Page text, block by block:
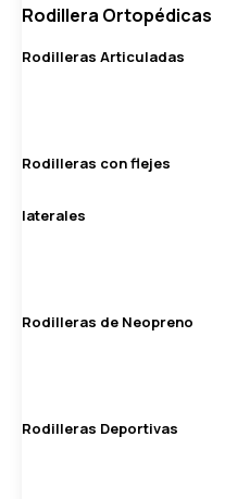
Rodillera Ortopédicas
Rodilleras Articuladas
Rodilleras con flejes
laterales
Rodilleras de Neopreno
Rodilleras Deportivas